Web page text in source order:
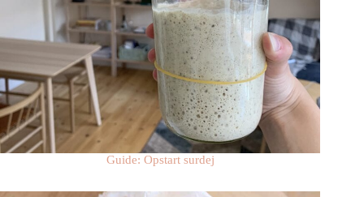
Guide: Opstart surdej